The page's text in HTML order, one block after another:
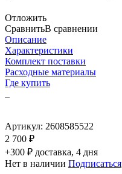
Отложить
СравнитьВ сравнении
Описание
Характеристики
Комплект поставки
Расходные материалы
Где купить
Артикул: 2608585522
2 700 ₽
+300 ₽ доставка, 4 дня
Нет в наличии Подписаться